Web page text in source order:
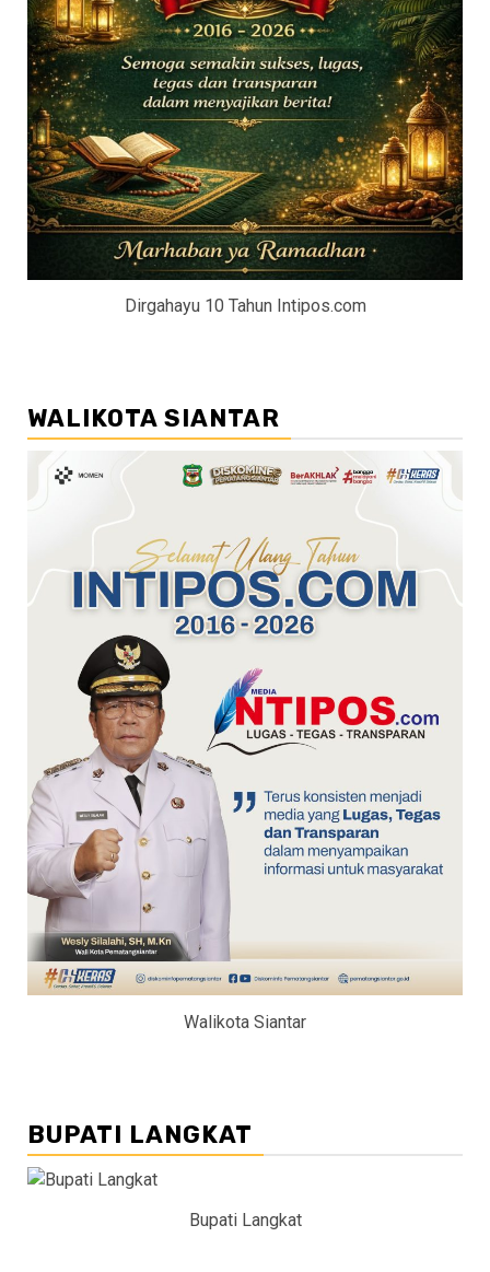
Dirgahayu 10 Tahun Intipos.com
WALIKOTA SIANTAR
Walikota Siantar
BUPATI LANGKAT
Bupati Langkat